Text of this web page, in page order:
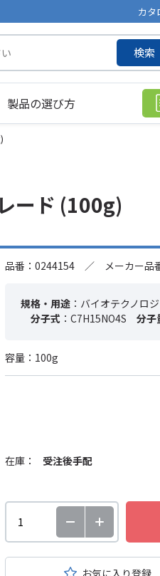
カタ
検索
製品の選び方
ード (100g)
品番：0244154 ／ メーカー品
規格・用途 ：バイオテクノロ
分子式 ：C7H15NO4S 分子
容量：100g
在庫： 受注後手配
お気に入り登録